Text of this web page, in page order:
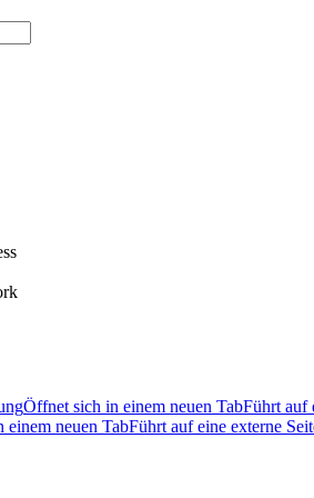
Öffnet sich in einem neuen TabFührt auf
einem neuen TabFührt auf eine externe